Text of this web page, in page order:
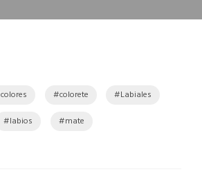
colores colorete
Labiales
labios
mate